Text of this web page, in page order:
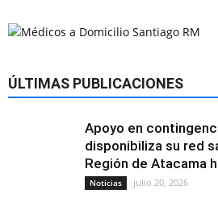
ÚLTIMAS PUBLICACIONES
Apoyo en
disponibiliza su red
Región de Atacama
Noticias julio 20, 2026